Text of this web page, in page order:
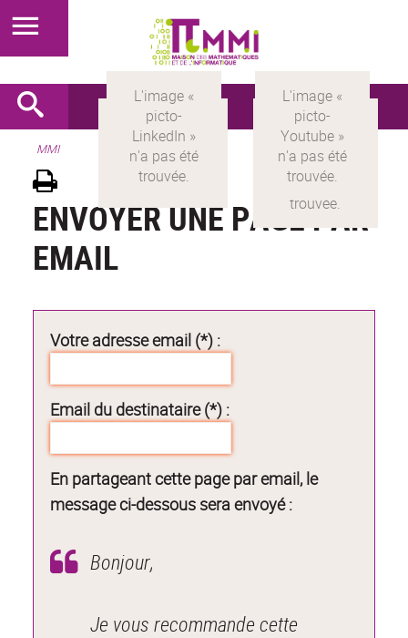
MMI
ENVOYER UNE PAGE PAR
EMAIL
Votre adresse email (*) :
Email du destinataire (*) :
En partageant cette page par email, le
message ci-dessous sera envoyé :
Bonjour,
Je vous recommande cette